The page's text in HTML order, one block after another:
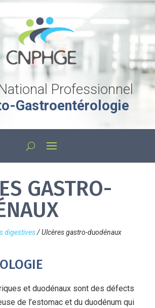
Professionnel
Gastroentérologie
GASTRO-
digestives/Ulcères gastro-duodénaux
et duodénaux sont des défects
de l’estomac et du duodénum qui